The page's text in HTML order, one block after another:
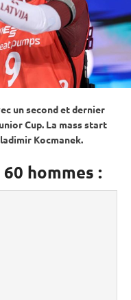
un second et dernier
Cup. La mass start
Kocmanek.
hommes :